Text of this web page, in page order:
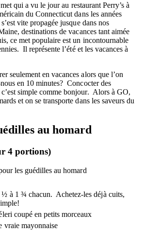
qui a vu le jour au restaurant Perry’s à
du Connecticut dans les années
vite propagée jusque dans nos
destinations de vacances tant aimée
ce met populaire est un incontournable
Il représente l’été et les vacances à
seulement en vacances alors que l’on
en 10 minutes? Concocter des
simple comme bonjour. Alors à GO,
et on se transporte dans les saveurs du
au homard
4 portions)
½ à 1 ¾ chacun. Achetez-les déjà cuits,
coupé en petits morceaux
vraie mayonnaise